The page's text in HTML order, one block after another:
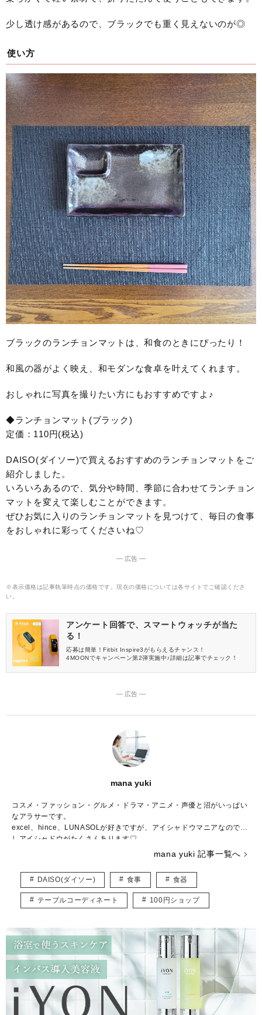
少し透け感があるので、ブラックでも重く見えないのが◎
使い方
ブラックのランチョンマットは、和食のときにぴったり！
和風の器がよく映え、和モダンな食卓を叶えてくれます。
おしゃれに写真を撮りたい方にもおすすめですよ♪
◆ランチョンマット(ブラック)
定価：110円(税込)
DAISO(ダイソー)で買えるおすすめのランチョンマットをご
紹介しました。
いろいろあるので、気分や時間、季節に合わせてランチョン
マットを変えて楽しむことができます。
ぜひお気に入りのランチョンマットを見つけて、毎日の食事
をおしゃれに彩ってくださいね♡
― 広告 ―
※表示価格は記事執筆時点の価格です。現在の価格については各サイトでご確認くださ
い。
アンケート回答で、スマートウォッチが当た
る！
応募は簡単！Fitbit Inspire3がもらえるチャンス！
4MOONでキャンペーン第2弾実施中♪詳細は記事でチェック！
― 広告 ―
mana yuki
コスメ・ファッション・グルメ・ドラマ・アニメ・声優と沼がいっぱい
なアラサーです。
excel、hince、LUNASOLが好きですが、アイシャドウマニアなので推
しアイシャドウがたくさんあります♡
コスメの写真を撮るのも大好きで、眺めて一日が終わってしまうことも
調理師免許、色彩検定3級、骨格診断アドバイザー検定3級、日本化粧品
検定2級、パーソナルカラリスト2級を持っていますが、上を目指してま
だまだ勉強中。
自分の知識や経験を活かしながら、頑張る女性の参考になる記事をお届
mana yuki 記事一覧へ
DAISO(ダイソー) 食事 食器
テーブルコーディネート 100円ショップ